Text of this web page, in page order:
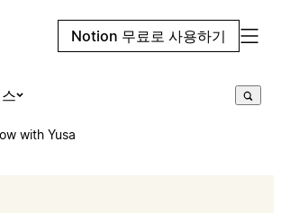
Notion 무료로 사용하기
with Yusa